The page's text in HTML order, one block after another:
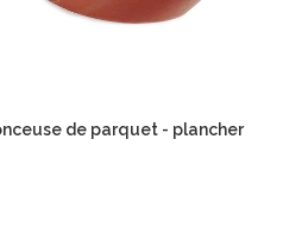
de parquet - plancher